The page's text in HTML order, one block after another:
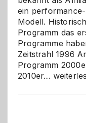
ein
Modell.
Programm das
Programme
Zeitstrahl 1996
Programm
2010er… Affiliate-